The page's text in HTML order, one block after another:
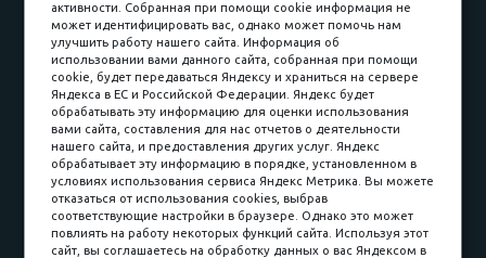
Наши работы
Оплата
Доставка и сборка
Гарантии
Карьера в компании
Контакты
Принимаем к оплате
Наличные
активности. Собранная при помощи cookie информация не
может идентифицировать вас, однако может помочь нам
улучшить работу нашего сайта. Информация об
использовании вами данного сайта, собранная при помощи
cookie, будет передаваться Яндексу и храниться на сервере
Яндекса в ЕС и Российской Федерации. Яндекс будет
обрабатывать эту информацию для оценки использования
вами сайта, составления для нас отчетов о деятельности
нашего сайта, и предоставления других услуг. Яндекс
обрабатывает эту информацию в порядке, установленном в
условиях использования сервиса Яндекс Метрика. Вы можете
отказаться от использования cookies, выбрав
соответствующие настройки в браузере. Однако это может
повлиять на работу некоторых функций сайта. Используя этот
сайт, вы соглашаетесь на обработку данных о вас Яндексом в